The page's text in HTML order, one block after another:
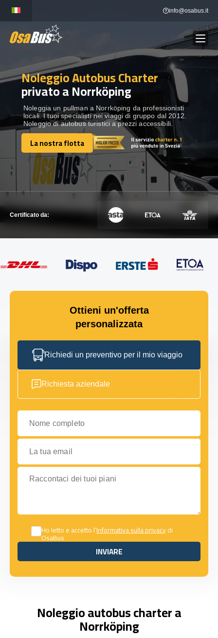
content
info@osabus.it
NOLEGGIO AUTOBUS Show dropdown
DESTINAZIONI Show dropdown
FLOTTA
METTITI IN CONTATTO
METTITI IN CONTATTO
Noleggio Autobus Charter
privato a Norrköping
Noleggia un pullman a Norrköping da professionisti
locali. I tuoi specialisti nei viaggi di gruppo dal 2012.
Noleggio di autobus turistici a prezzi accessibili.
La nostra flotta
La nostra flotta
Certificato da:
Ottieni un'offerta
personalizzata
Richiedi un preventivo per il mio viaggio
Richiesta aziendale
Nome completo
La tua email
Raccontaci dei tuoi piani
Ho letto e accetto l’Informativa sulla privacydi
OsaBus
INVIARE
INVIARE
Noleggio autobus charter a
Norrköping